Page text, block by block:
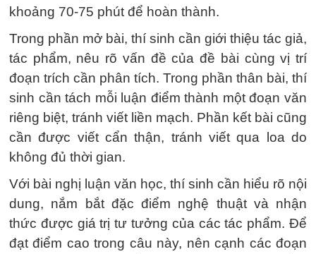
khoảng 70-75 phút để hoàn thành.
Trong phần mở bài, thí sinh cần giới thiệu tác giả,
tác phẩm, nêu rõ vấn đề của đề bài cùng vị trí
đoạn trích cần phân tích. Trong phần thân bài, thí
sinh cần tách mỗi luận điểm thành một đoạn văn
riêng biệt, tránh viết liền mạch. Phần kết bài cũng
cần được viết cẩn thận, tránh viết qua loa do
không đủ thời gian.
Với bài nghị luận văn học, thí sinh cần hiểu rõ nội
dung, nắm bắt đặc điểm nghệ thuật và nhận
thức được giá trị tư tưởng của các tác phẩm. Để
đạt điểm cao trong câu này, nên cạnh các đoạn